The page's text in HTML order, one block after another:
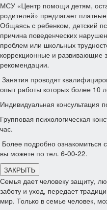
МСУ «Центр помощи детям,
родителей» предлагает
Общаясь с ребенком, детский
причина поведенческих
проблем или школьных
коррекционные и развивающие
рекомендации.
Занятия проводят
опыт работы которых более 10
Индивидуальная консультация
Групповая психологическая
час.
Более подробно ознакомиться
вы можете по тел. 6-00-22.
ЗАКРЫТЬ
Семья дает человеку защиту,
заботу и уход, передает
мир. Только в семье человек,